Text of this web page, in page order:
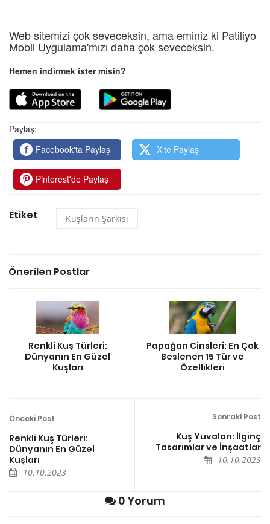
Web sitemizi çok seveceksin, ama eminiz ki Patiliyo
Mobil Uygulama'mızı daha çok seveceksin.
Hemen indirmek ister misin?
Paylaş:
Facebook'ta Paylaş
X'te Paylaş
Pinterest'de Paylaş
Etiket Kuşların Şarkısı
Önerilen Postlar
Renkli Kuş Türleri:
Dünyanın En Güzel
Kuşları
Papağan Cinsleri: En Çok
Beslenen 15 Tür ve
Özellikleri
Önceki Post
Renkli Kuş Türleri:
Dünyanın En Güzel
Kuşları
10.10.2023
Sonraki Post
Kuş Yuvaları: İlginç
Tasarımlar ve İnşaatlar
10.10.2023
0 Yorum